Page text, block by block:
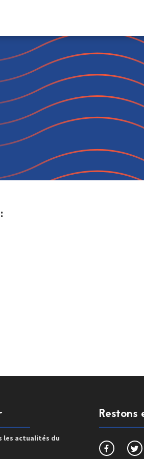
les actualités du
Restons